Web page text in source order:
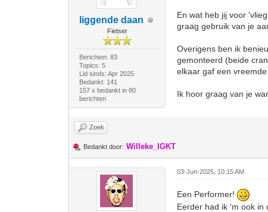
liggende daan
Fietser
Berichten: 83
Topics: 5
Lid sinds: Apr 2025
Bedankt: 141
157 x bedankt in 80
berichten
En wat heb jij voor
graag gebruik van je
Overigens ben ik
gemonteerd (beide
elkaar gaf een
Ik hoor graag van je
Zoek
Bedankt door: Willeke_IGKT
03-Jun-2025, 10:15 AM
Een Performer!
Eerder had ik 'm ook in